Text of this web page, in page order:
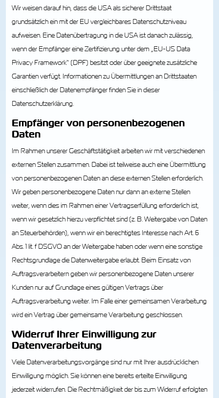
Wir weisen darauf hin, dass die USA als sicherer Drittstaat
grundsätzlich ein mit der EU vergleichbares Datenschutzniveau
aufweisen. Eine Datenübertragung in die USA ist danach zulässig,
wenn der Empfänger eine Zertifizierung unter dem „EU-US Data
Privacy Framework“ (DPF) besitzt oder über geeignete zusätzliche
Garantien verfügt. Informationen zu Übermittlungen an Drittstaaten
einschließlich der Datenempfänger finden Sie in dieser
Datenschutzerklärung.
Empfänger von personenbezogenen
Daten
Im Rahmen unserer Geschäftstätigkeit arbeiten wir mit verschiedenen
externen Stellen zusammen. Dabei ist teilweise auch eine Übermittlung
von personenbezogenen Daten an diese externen Stellen erforderlich.
Wir geben personenbezogene Daten nur dann an externe Stellen
weiter, wenn dies im Rahmen einer Vertragserfüllung erforderlich ist,
wenn wir gesetzlich hierzu verpflichtet sind (z. B. Weitergabe von Daten
an Steuerbehörden), wenn wir ein berechtigtes Interesse nach Art. 6
Abs. 1 lit. f DSGVO an der Weitergabe haben oder wenn eine sonstige
Rechtsgrundlage die Datenweitergabe erlaubt. Beim Einsatz von
Auftragsverarbeitern geben wir personenbezogene Daten unserer
Kunden nur auf Grundlage eines gültigen Vertrags über
Auftragsverarbeitung weiter. Im Falle einer gemeinsamen Verarbeitung
wird ein Vertrag über gemeinsame Verarbeitung geschlossen.
Widerruf Ihrer Einwilligung zur
Datenverarbeitung
Viele Datenverarbeitungsvorgänge sind nur mit Ihrer ausdrücklichen
Einwilligung möglich. Sie können eine bereits erteilte Einwilligung
jederzeit widerrufen. Die Rechtmäßigkeit der bis zum Widerruf erfolgten